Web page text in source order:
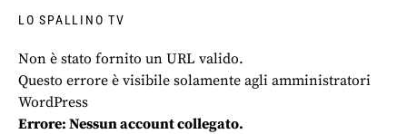
LO SPALLINO TV
Non è stato fornito un URL valido.
Questo errore è visibile solamente agli amministratori
WordPress
Errore: Nessun account collegato.